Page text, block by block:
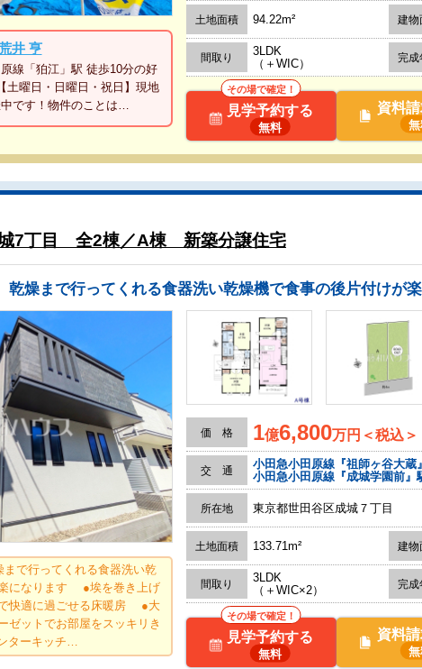
井 亨
線「狛江」駅 徒歩10分の好
土曜日・日曜日・祝日】現地
中です！物件のことは…
土地面積 94.22m² 建物
間取り
3LDK
（＋WIC）
完成
その場で確定！
見学予約する
無料
資料
7丁目 全2棟／A棟 新築分譲住宅
で行ってくれる食器洗い乾
になります ●埃を巻き上げ
快適に過ごせる床暖房 ●大
ゼットでお部屋をスッキリき
ターキッチ…
価 格 1億6,800万円＜税込＞
交 通
小田急小田原線『祖師ヶ谷大蔵
小田急小田原線『成城学園前』
所在地 東京都世田谷区成城７丁目
土地面積 133.71m² 建物
間取り
3LDK
（＋WIC×2）
完成
その場で確定！
見学予約する
無料
資料